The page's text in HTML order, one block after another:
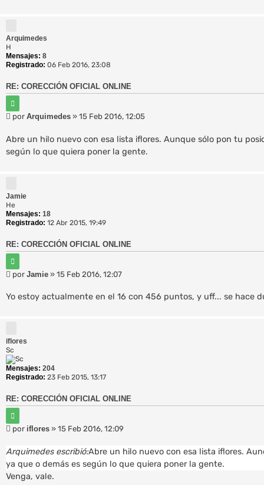
Arquimedes
H
Mensajes: 8
Registrado: 06 Feb 2016, 23:08
RE: CORECCIÓN OFICIAL ONLINE
i
t
M
n
a
e
por Arquimedes » 15 Feb 2016, 12:05
Abre un hilo nuevo con esa lista iflores. Aunque sólo pon tu
según lo que quiera poner la gente.
Jamie
He
Mensajes: 18
Registrado: 12 Abr 2015, 19:49
RE: CORECCIÓN OFICIAL ONLINE
i
t
M
n
por Jamie » 15 Feb 2016, 12:07
Yo estoy actualmente en el 16 con 456 puntos, y uff... se hace
iflores
Sc
Mensajes: 204
Registrado: 23 Feb 2015, 13:17
RE: CORECCIÓN OFICIAL ONLINE
i
t
M
n
a
j
por iflores » 15 Feb 2016, 12:09
Arquimedes escribió:Abre un hilo nuevo con esa lista iflores.
ya que o demás es según lo que quiera poner la gente.
Venga, vale.